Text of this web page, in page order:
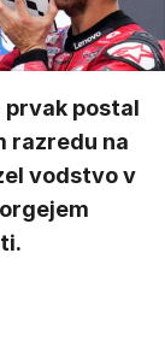
prvak postal
razredu na
vodstvo v